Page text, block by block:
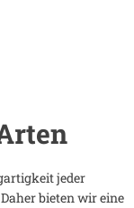
jeder
bieten wir eine